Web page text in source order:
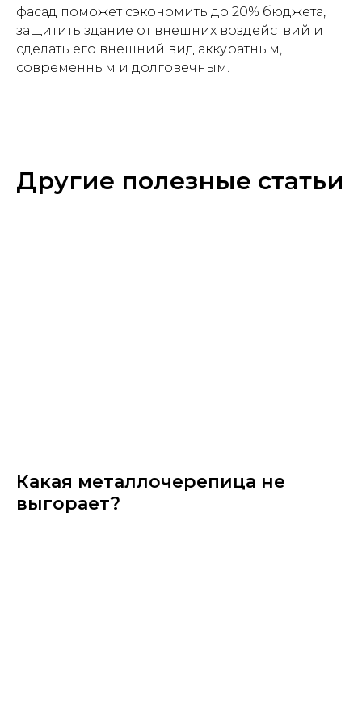
фасад поможет сэкономить до 20% бюджета,
защитить здание от внешних воздействий и
сделать его внешний вид аккуратным,
современным и долговечным.
Другие полезные статьи
Какая металлочерепица не
выгорает?